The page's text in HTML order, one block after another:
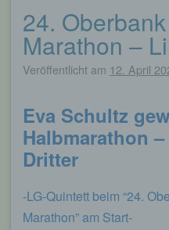
24.
Marathon –
Veröffentlicht am 12. April
Eva Schultz
Halbmarathon
Dritter
-LG-Quintett beim “24.
Marathon” am Start-